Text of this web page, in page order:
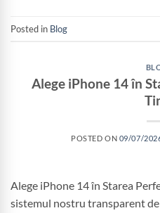
Posted in Blog
Alege iPhone 14 în
POSTED ON 09/07/
Alege iPhone 14 în Starea
sistemul nostru transparent